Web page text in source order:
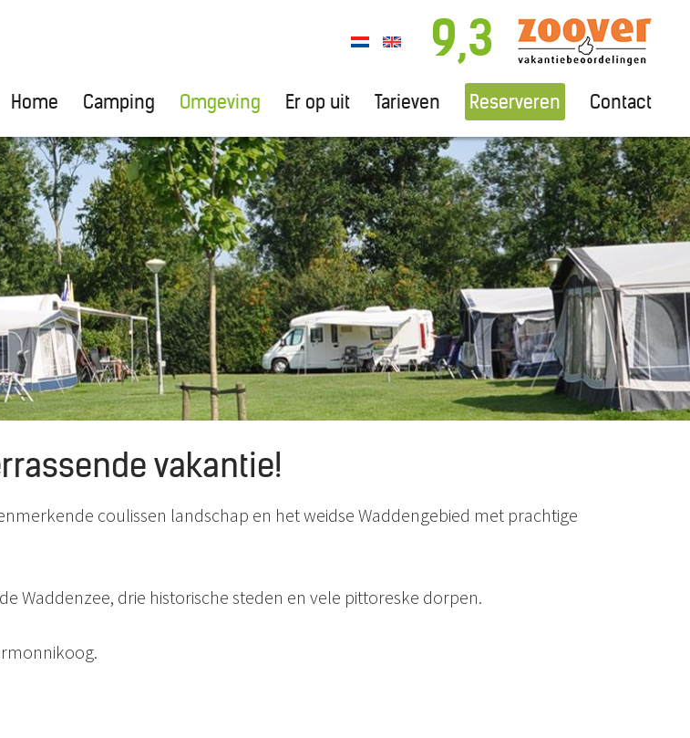
9,3
Home Camping Omgeving Er op uit Tarieven Reserveren Contact
vakantie!
coulissen landschap en het weidse Waddengebied met prachtige
Waddenzee, drie historische steden en vele pittoreske dorpen.